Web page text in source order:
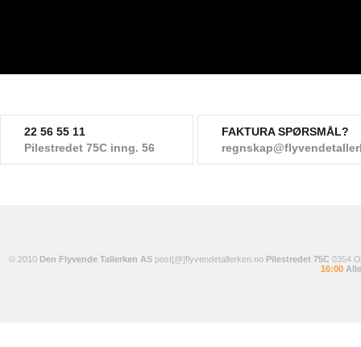
22 56 55 11
Pilestredet 75C inng. 56
FAKTURA SPØRSMÅL?
© 2010 Den Flyvende Tallerken ASpost[@]flyvendetallerken.no Pilestredet 75C 0354
16:00